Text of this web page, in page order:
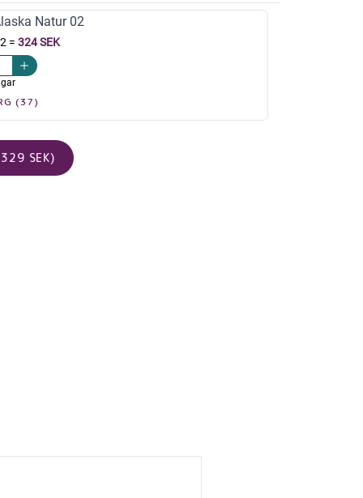
Natur 02
= 324 SEK
(37)
SEK)